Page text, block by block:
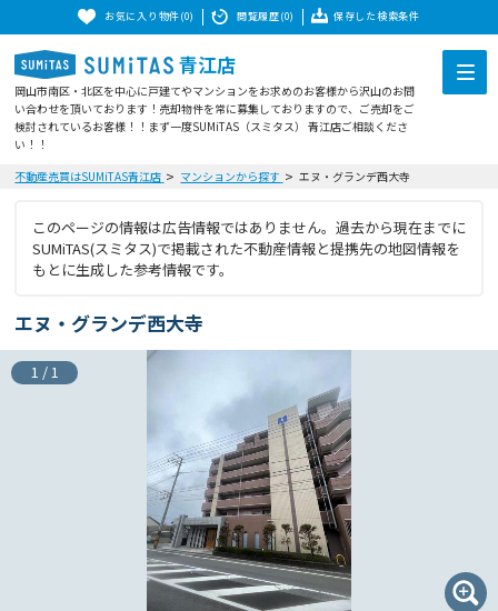
お気に入り物件(0) 閲覧履歴(0) 保存した検索条件
青江店
岡山市南区・北区を中心に戸建てやマンションをお求めのお客様から沢山のお問
い合わせを頂いております！売却物件を常に募集しておりますので、ご売却をご
検討されているお客様！！まず一度SUMiTAS（スミタス） 青江店ご相談くださ
い！！
不動産売買はSUMiTAS青江店
マンションから探す エヌ・グランデ西大寺
このページの情報は広告情報ではありません。過去から現在までに
SUMiTAS(スミタス)で掲載された不動産情報と提携先の地図情報を
もとに生成した参考情報です。
エヌ・グランデ西大寺
1 / 1